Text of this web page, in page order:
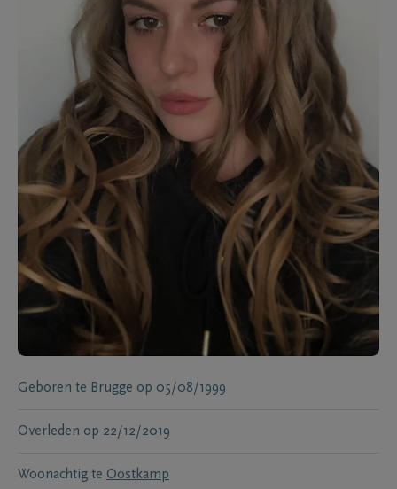
Geboren te Brugge op 05/08/1999
Overleden op 22/12/2019
Woonachtig te Oostkamp